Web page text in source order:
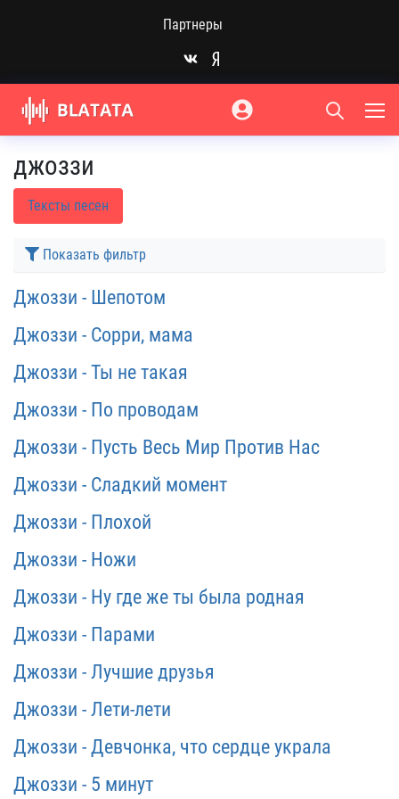
Партнеры
джоззи
Тексты песен
Показать фильтр
Джоззи - Шепотом
Джоззи - Сорри, мама
Джоззи - Ты не такая
Джоззи - По проводам
Джоззи - Пусть Весь Мир Против Нас
Джоззи - Сладкий момент
Джоззи - Плохой
Джоззи - Ножи
Джоззи - Ну где же ты была родная
Джоззи - Парами
Джоззи - Лучшие друзья
Джоззи - Лети-лети
Джоззи - Девчонка, что сердце украла
Джоззи - 5 минут